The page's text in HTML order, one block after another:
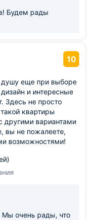
Будем рады
10
душу еще при выборе
и интересные
Здесь не просто
квартиры
другими вариантами
вы не пожалеете,
возможностями!
Мы очень рады, что